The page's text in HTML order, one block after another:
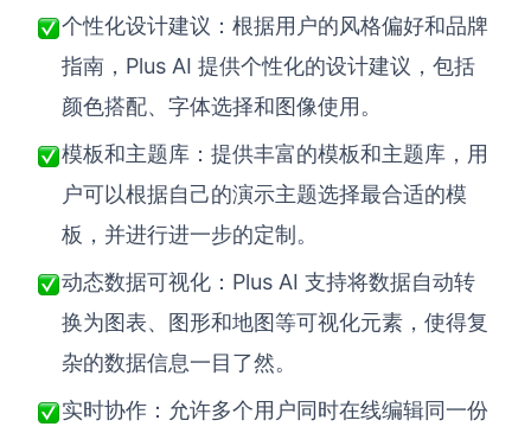
个性化设计建议 ： 根据用户的风格偏好和品牌
指南， Plus AI 提供个性化的设计建议，包括
颜色搭配、字体选择和图像使用。
模板和主题库 ： 提供丰富的模板和主题库，用
户可以根据自己的演示主题选择最合适的模
板，并进行进一步的定制。
动态数据可视化 ： Plus AI 支持将数据自动转
换为图表、图形和地图等可视化元素，使得复
杂的数据信息一目了然。
实时协作 ： 允许多个用户同时在线编辑同一份